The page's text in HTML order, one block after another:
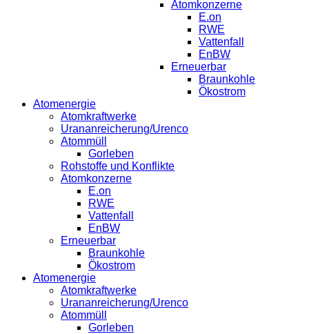
Atomkonzerne
E.on
RWE
Vattenfall
EnBW
Erneuerbar
Braunkohle
Ökostrom
Atomenergie
Atomkraftwerke
Urananreicherung/Urenco
Atommüll
Gorleben
Rohstoffe und Konflikte
Atomkonzerne
E.on
RWE
Vattenfall
EnBW
Erneuerbar
Braunkohle
Ökostrom
Atomenergie
Atomkraftwerke
Urananreicherung/Urenco
Atommüll
Gorleben